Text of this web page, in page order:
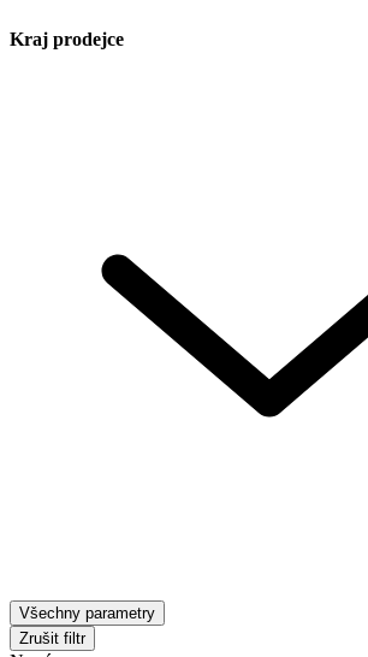
Kraj prodejce
Všechny parametry
Zrušit filtr